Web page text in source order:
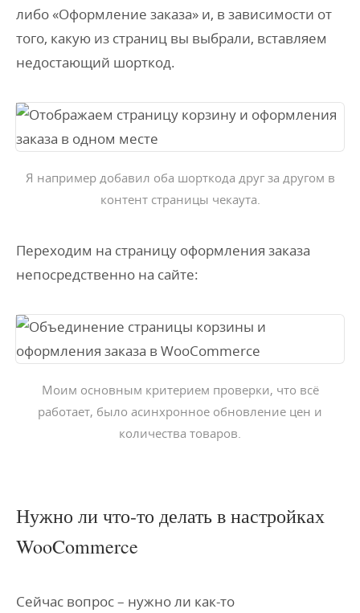
либо «Оформление заказа» и, в зависимости от
того, какую из страниц вы выбрали, вставляем
недостающий шорткод.
Я например добавил оба шорткода друг за другом в
контент страницы чекаута.
Переходим на страницу оформления заказа
непосредственно на сайте:
Моим основным критерием проверки, что всё
работает, было асинхронное обновление цен и
количества товаров.
Нужно ли что-то делать в настройках
WooCommerce
Сейчас вопрос – нужно ли как-то